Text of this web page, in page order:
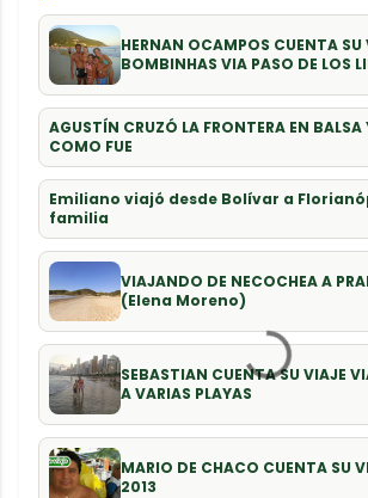
HERNAN OCAMPOS CUENTA SU
BOMBINHAS VIA PASO DE LOS
AGUSTÍN CRUZÓ LA FRONTERA EN BALSA
COMO FUE
Emiliano viajó desde Bolívar a
familia
VIAJANDO DE NECOCHEA A
(Elena Moreno)
SEBASTIAN CUENTA SU VIAJE
A VARIAS PLAYAS
MARIO DE CHACO CUENTA SU
2013